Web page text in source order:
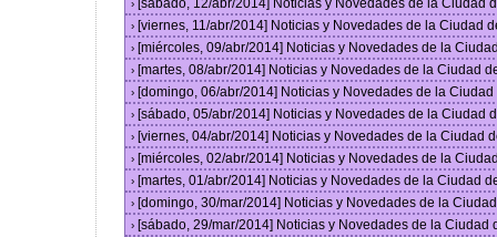
› [sábado, 12/abr/2014] Noticias y Novedades de la Ciudad
› [viernes, 11/abr/2014] Noticias y Novedades de la Ciudad
› [miércoles, 09/abr/2014] Noticias y Novedades de la
› [martes, 08/abr/2014] Noticias y Novedades de la Ciudad
› [domingo, 06/abr/2014] Noticias y Novedades de la
› [sábado, 05/abr/2014] Noticias y Novedades de la Ciudad
› [viernes, 04/abr/2014] Noticias y Novedades de la Ciudad
› [miércoles, 02/abr/2014] Noticias y Novedades de la
› [martes, 01/abr/2014] Noticias y Novedades de la Ciudad
› [domingo, 30/mar/2014] Noticias y Novedades de la
› [sábado, 29/mar/2014] Noticias y Novedades de la Ciudad